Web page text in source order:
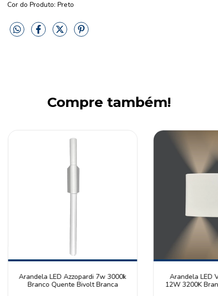
Cor do Produto: Preto
Compre também!
Arandela LED Azzopardi 7w 3000k
Branco Quente Bivolt Branca
Arandela LED
12W 3200K